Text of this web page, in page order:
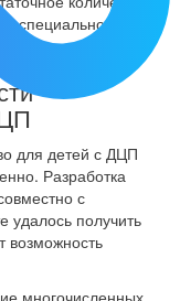
специального
для детей с ДЦП
Разработка
с
удалось получить
возможность
многочисленных